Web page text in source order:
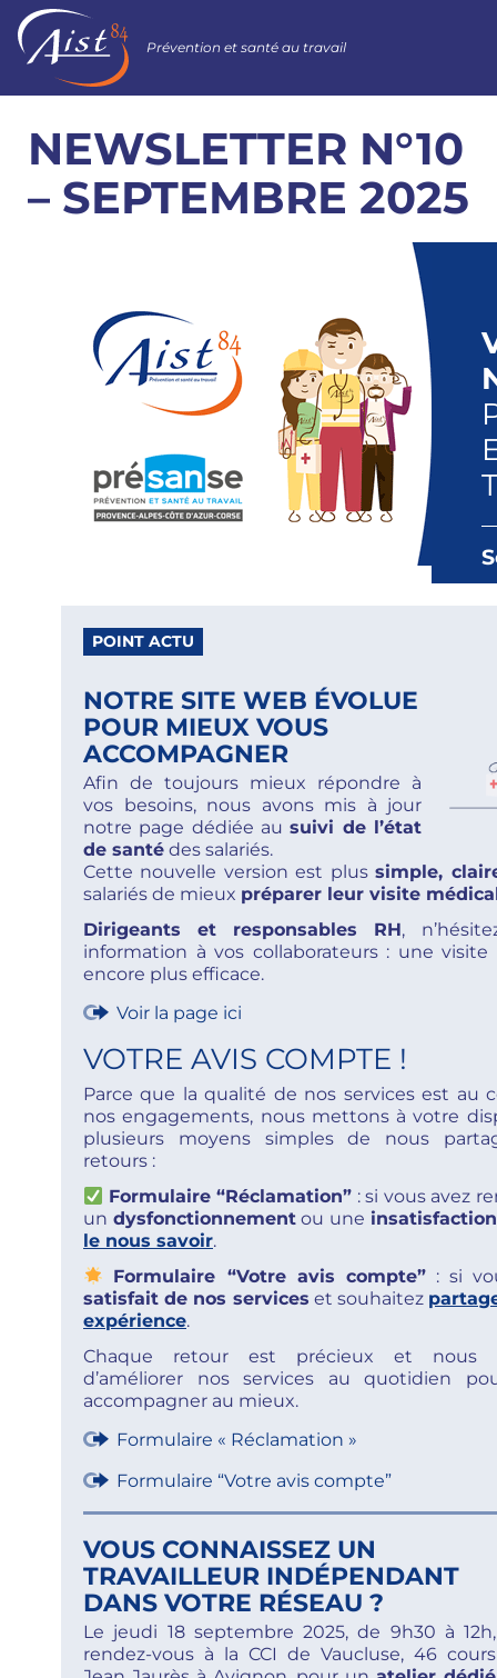
Prévention et santé au travail
NEWSLETTER N°10
– SEPTEMBRE 2025
POINT ACTU
NOTRE SITE WEB ÉVOLUE
POUR MIEUX VOUS
ACCOMPAGNER
Afin de toujours mieux répondre à
vos besoins, nous avons mis à jour
notre page dédiée ausuivi de l’état
de santé des salariés.
Cette nouvelle version est plussimple,
salariés de mieux préparer leur visite
Dirigeants et responsables RH,
information à vos collaborateurs : une visite
encore plus efficace.
Voir la page ici
VOTRE AVIS COMPTE !
Parce que la qualité de nos services est au
nos engagements, nous mettons à votre
plusieurs moyens simples de nous
retours :
Formulaire “Réclamation” : si vous avez
un dysfonctionnementou une insatisfaction
le nous savoir.
Formulaire “Votre avis compte”: si
satisfait de nos services et souhaitez
expérience.
Chaque retour est précieux et nous
d’améliorer nos services au quotidien
accompagner au mieux.
Formulaire « Réclamation »
Formulaire “Votre avis compte”
VOUS CONNAISSEZ UN
TRAVAILLEUR INDÉPENDANT
DANS VOTRE RÉSEAU ?
Le jeudi 18 septembre 2025, de 9h30 à 12h,
rendez-vous à la CCI de Vaucluse, 46 cours